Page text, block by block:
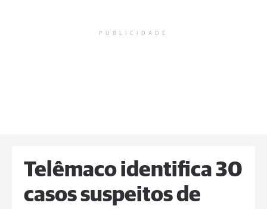
PUBLICIDADE
Telêmaco identifica 30
casos suspeitos de